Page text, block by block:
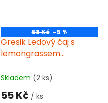
58 Kč –5 %
Gresik Ledový čaj s
lemongrassem
1,00 g)
Skladem (2 ks)
55 Kč / ks